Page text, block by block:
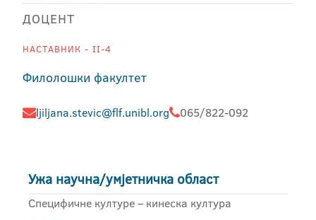
ДОЦЕНТ
НАСТАВНИК - II-4
Филолошки факултет
ljiljana.stevic@flf.unibl.org 065/822-092
Ужа научна/умјетничка област
Специфичне културе – кинеска култура